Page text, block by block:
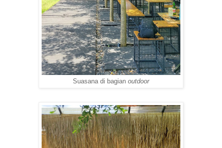
Suasana di bagian outdoor